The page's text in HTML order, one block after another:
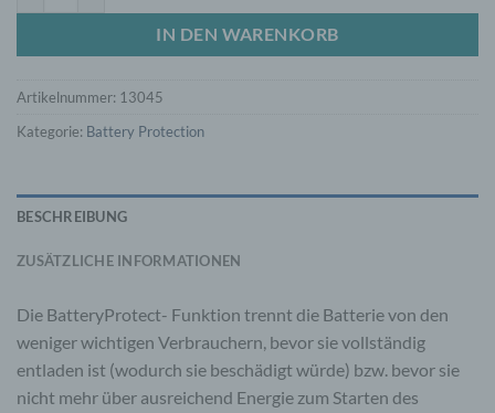
IN DEN WARENKORB
Artikelnummer: 13045
Kategorie: Battery Protection
BESCHREIBUNG
ZUSÄTZLICHE INFORMATIONEN
Die BatteryProtect- Funktion trennt die Batterie von den
weniger wichtigen Verbrauchern, bevor sie vollständig
entladen ist (wodurch sie beschädigt würde) bzw. bevor sie
nicht mehr über ausreichend Energie zum Starten des